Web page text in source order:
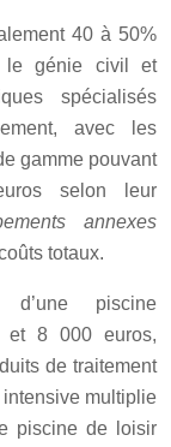
40 à 50%
le génie civil et
spécialisés
avec les
gamme pouvant
selon leur
annexes
totaux.
d’une piscine
et 8 000 euros,
de traitement
intensive multiplie
piscine de loisir